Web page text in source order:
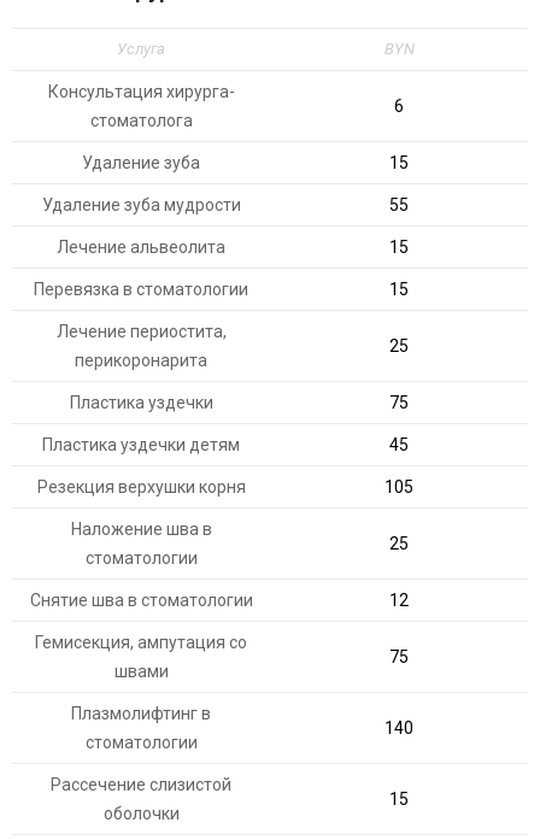
Услуга BYN
Консультация хирурга-
стоматолога
6
Удаление зуба 15
Удаление зуба мудрости 55
Лечение альвеолита 15
Перевязка в стоматологии 15
Лечение периостита,
перикоронарита
25
Пластика уздечки 75
Пластика уздечки детям 45
Резекция верхушки корня 105
Наложение шва в
стоматологии
25
Снятие шва в стоматологии 12
Гемисекция, ампутация со
швами
75
Плазмолифтинг в
стоматологии
140
Рассечение слизистой
оболочки
15